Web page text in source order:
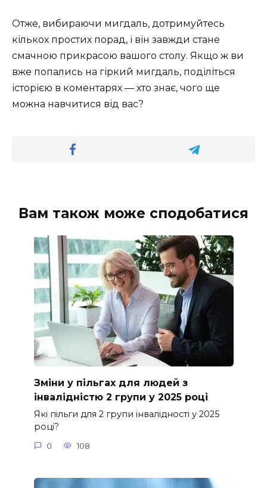
Отже, вибираючи мигдаль, дотримуйтесь
кількох простих порад, і він завжди стане
смачною прикрасою вашого столу. Якщо ж ви
вже попались на гіркий мигдаль, поділіться
історією в коментарях — хто знає, чого ще
можна навчитися від вас?
Вам також може сподобатися
Зміни у пільгах для людей з
інвалідністю 2 групи у 2025 році
Які пільги для 2 групи інвалідності у 2025
році?
0 108